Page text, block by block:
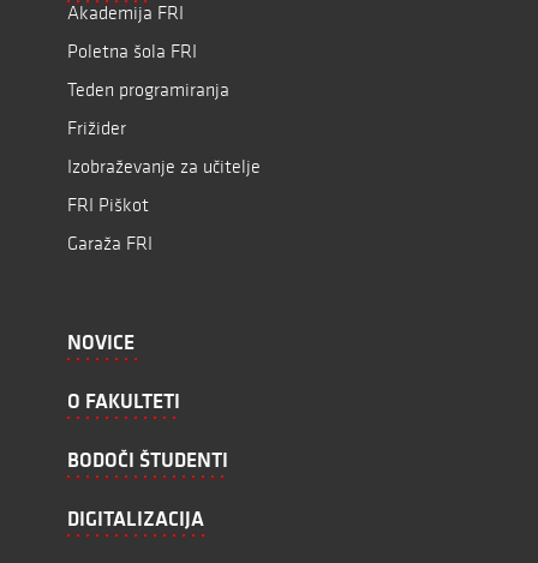
Akademija FRI
Poletna šola FRI
Teden programiranja
Frižider
Izobraževanje za učitelje
FRI Piškot
Garaža FRI
NOVICE
O FAKULTETI
BODOČI ŠTUDENTI
DIGITALIZACIJA